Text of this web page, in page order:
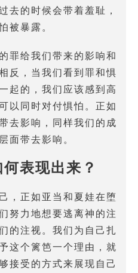
去的时候会带着羞耻，
被暴露。
罪给我们带来的影响和
反，当我们看到罪和惧
起的，我们应该感到高
以同时对付惧怕。正如
去影响，同样我们的成
面带去影响。
表现出来？
，正如亚当和夏娃在堕
努力地想要逃离神的注
的注视。我们为自己扎
这个篱笆一个理由，就
接受的方式来展现自己